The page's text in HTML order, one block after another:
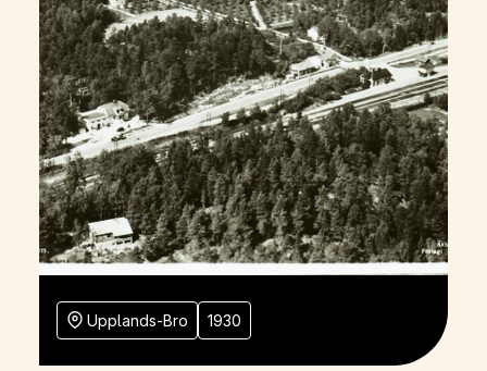
Upplands-Bro 1930